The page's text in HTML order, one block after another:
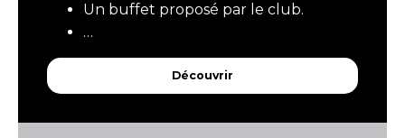
Un buffet proposé par le club.
…
Découvrir